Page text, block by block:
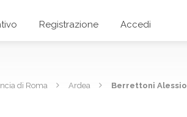
Registrazione Accedi
di Roma Ardea Berrettoni Alessio